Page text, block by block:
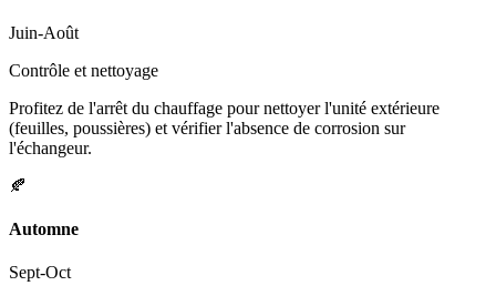
Juin-Août
Contrôle et nettoyage
Profitez de l'arrêt du chauffage pour nettoyer l'unité extérieure
(feuilles, poussières) et vérifier l'absence de corrosion sur
l'échangeur.
🍂
Automne
Sept-Oct